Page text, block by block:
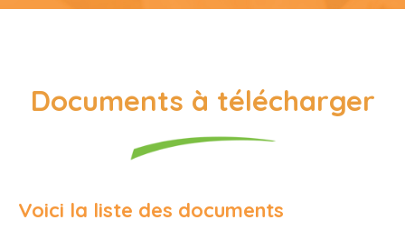
Documents à télécharger
Voici la liste des documents